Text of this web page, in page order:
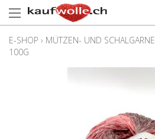
E-SHOP › MÜTZEN- UND SCHALGARNE
100G